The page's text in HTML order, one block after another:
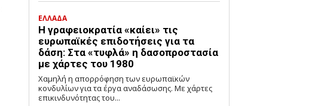
ΕΛΛΑΔΑ
H γραφειοκρατία «καίει» τις
ευρωπαϊκές επιδοτήσεις για τα
δάση: Στα «τυφλά» η δασοπροστασία
με χάρτες του 1980
Χαμηλή η απορρόφηση των ευρωπαϊκών
κονδυλίων για τα έργα αναδάσωσης. Με χάρτες
επικινδυνότητας του...